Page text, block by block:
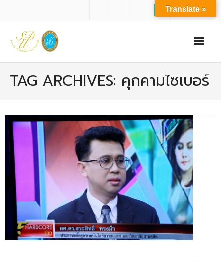
- ปรัชญา วิสัยทัศน์ พันธกิจ ของคณะ
- ประวัติความเป็นมาของคณะ
- บุคลากร
- - สำนักงานคณะวิทยาศาสตร์และเทคโนโลยี
- - บุคลากรวิชาการ
- - บุคลากรสนับสนุน
TAG ARCHIVES: คุกคามไซเบอร์
Translate »